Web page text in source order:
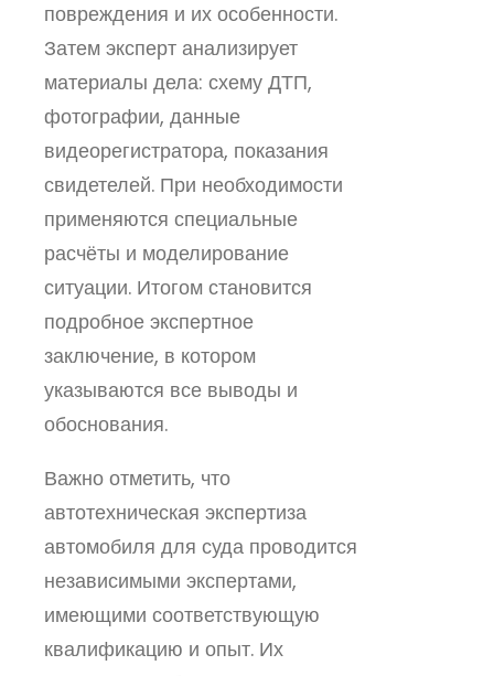
повреждения и их особенности.
Затем эксперт анализирует
материалы дела: схему ДТП,
фотографии, данные
видеорегистратора, показания
свидетелей. При необходимости
применяются специальные
расчёты и моделирование
ситуации. Итогом становится
подробное экспертное
заключение, в котором
указываются все выводы и
обоснования.
Важно отметить, что
автотехническая экспертиза
автомобиля для суда проводится
независимыми экспертами,
имеющими соответствующую
квалификацию и опыт. Их